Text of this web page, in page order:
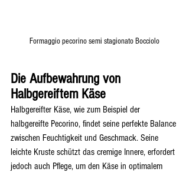
Formaggio pecorino semi stagionato Bocciolo
Die Aufbewahrung von
Halbgereiftem Käse
Halbgereifter Käse, wie zum Beispiel der
halbgereifte Pecorino, findet seine perfekte Balance
zwischen Feuchtigkeit und Geschmack. Seine
leichte Kruste schützt das cremige Innere, erfordert
jedoch auch Pflege, um den Käse in optimalem